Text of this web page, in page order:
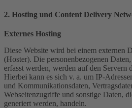
2. Hosting und Content Delivery
Externes Hosting
Diese Website wird bei einem externen
(Hoster). Die personenbezogenen
erfasst werden, werden auf den Servern
Hierbei kann es sich v. a. um IP-
und Kommunikationsdaten,
Webseitenzugriffe und sonstige Daten,
generiert werden, handeln.